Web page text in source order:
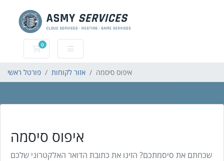
0
עגלת קניות
פורטל ראשי אזור לקוחות איפוס סיסמה
איפוס סיסמה
שכחתם את סיסמתכם? הזינו את כתובת הדואר האלקטרוני שלכם